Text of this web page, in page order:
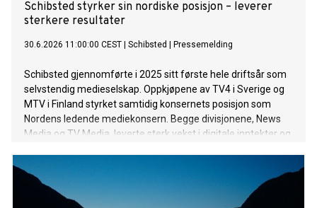
Schibsted styrker sin nordiske posisjon – leverer
sterkere resultater
30.6.2026 11:00:00 CEST Schibsted Pressemelding
Schibsted gjennomførte i 2025 sitt første hele driftsår som
selvstendig medieselskap. Oppkjøpene av TV4 i Sverige og
MTV i Finland styrket samtidig konsernets posisjon som
Nordens ledende mediekonsern. Begge divisjonene, News
Media og TV Media, leverte sterk vekst i digitale inntekter og